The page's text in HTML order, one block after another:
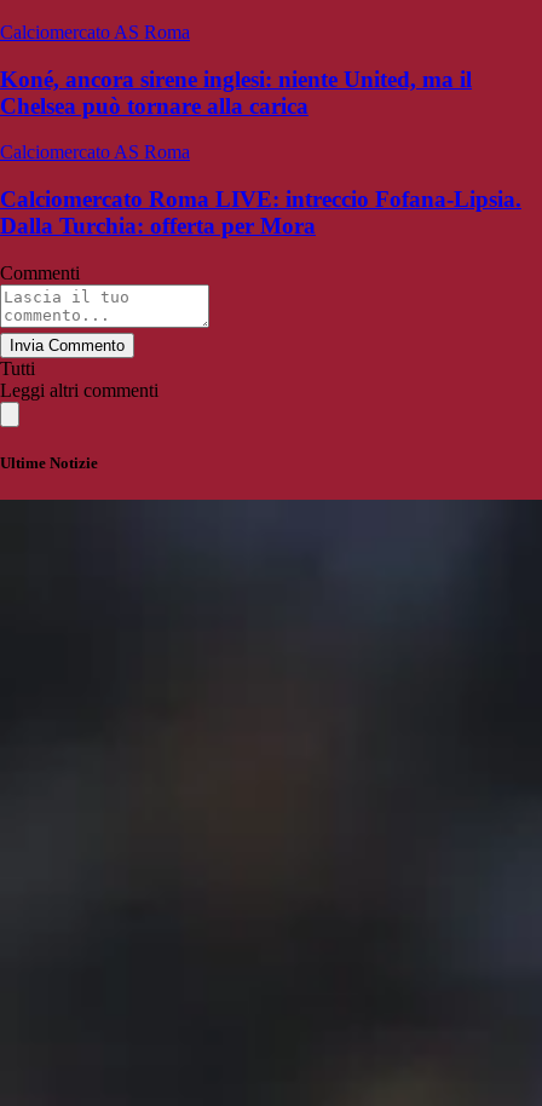
Calciomercato AS Roma
Koné, ancora sirene inglesi: niente United, ma il
Chelsea può tornare alla carica
Calciomercato AS Roma
Calciomercato Roma LIVE: intreccio Fofana-Lipsia.
Dalla Turchia: offerta per Mora
Commenti
Invia Commento
Tutti
Leggi altri commenti
Ultime Notizie